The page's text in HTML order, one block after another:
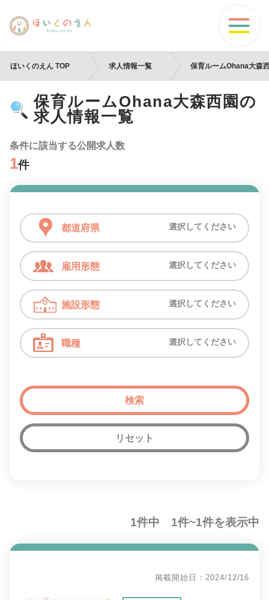
ほいくのえん TOP 求人情報一覧 保育ルームOhana大森
保育ルームOhana大森西園の
求人情報一覧
条件に該当する公開求人数
1件
都道府県 選択してください
雇用形態 選択してください
施設形態 選択してください
職種 選択してください
リセット
1件中 1件~1件を表示中
掲載開始日：2024/12/16